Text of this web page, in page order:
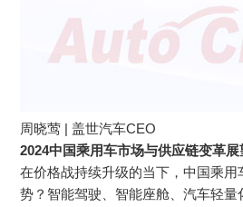
周晓莺 | 盖世汽车CEO
2024中国乘用车市场与供应链变革展
在价格战持续升级的当下，中国乘用
势？智能驾驶、智能座舱、汽车轻